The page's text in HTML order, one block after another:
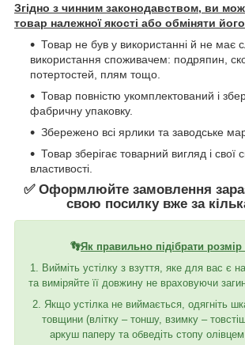
Згідно з чинним законодавством, ви
товар належної якості або обміняти
Товар не був у використанні й не має
використання споживачем: подряпин,
потертостей, плям тощо.
Товар повністю укомплектований і
фабричну упаковку.
Збережено всі ярлики та заводське
Товар зберігає товарний вигляд і свої
властивості.
✅ Оформлюйте замовлення
свою посилку вже за
👣Як правильно підібрати розмір
1. Вийміть устілку з взуття, яке для вас є
та виміряйте її довжину не враховуючи
2. Якщо устілка не виймається, одягніть
товщини (влітку – тоншу, взимку –
аркуш паперу та обведіть стопу